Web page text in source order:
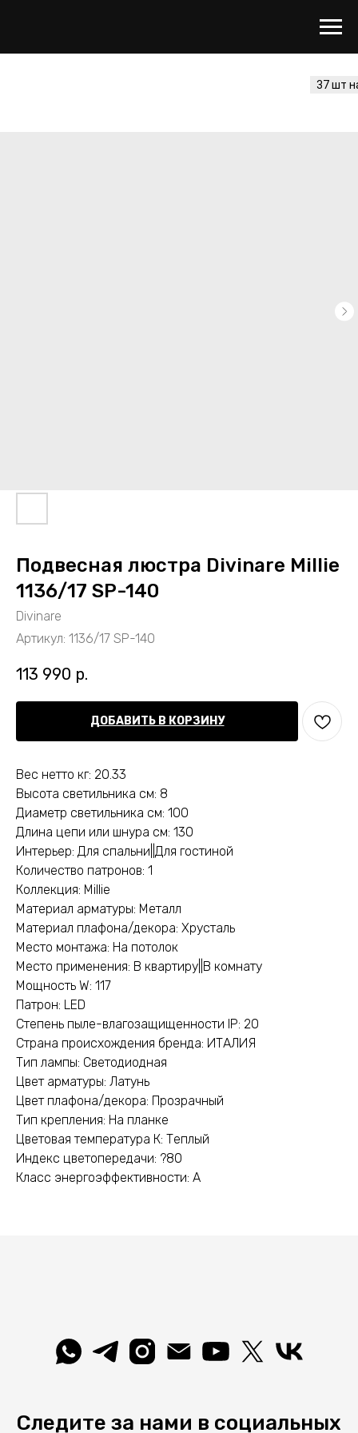
Подвесная люстра Divinare Millie
1136/17 SP-140
Divinare
Артикул: 1136/17 SP-140
113 990 р.
ДОБАВИТЬ В КОРЗИНУ
Вес нетто кг: 20.33
Высота светильника см: 8
Диаметр светильника см: 100
Длина цепи или шнура см: 130
Интерьер: Для спальни||Для гостиной
Количество патронов: 1
Коллекция: Millie
Материал арматуры: Металл
Материал плафона/декора: Хрусталь
Место монтажа: На потолок
Место применения: В квартиру||В комнату
Мощность W: 117
Патрон: LED
Степень пыле-влагозащищенности IP: 20
Страна происхождения бренда: ИТАЛИЯ
Тип лампы: Светодиодная
Цвет арматуры: Латунь
Цвет плафона/декора: Прозрачный
Тип крепления: На планке
Цветовая температура К: Теплый
Индекс цветопередачи: ?80
Класс энергоэффективности: A
Следите за нами в социальных